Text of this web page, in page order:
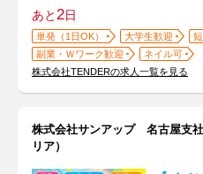
あと2日
単発（1日OK） 大学生歓迎
副業・Ｗワーク歓迎
ネイル可
株式会社TENDERの求人一覧を見る
株式会社サンアップ 名古屋支
リア）